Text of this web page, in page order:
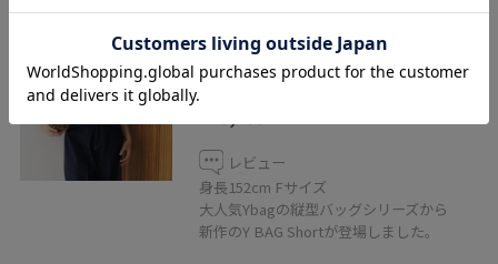
ROPÉ
【E'POR】Y BAG Short/通勤・軽
量・新型・26AW
ダークブラウン / F
レビュー
身長152cm Fサイズ
大人気Ybagの縦型バッグシリーズから
新作のY BAG Shortが登場しました。